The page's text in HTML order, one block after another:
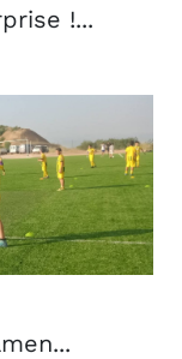
!...